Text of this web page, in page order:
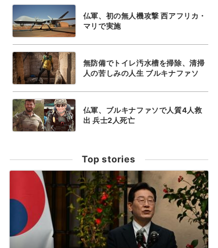
仏軍、初の無人機攻撃 西アフリカ・
マリで実施
無防備でトイレ汚水槽を掃除、清掃
人の苦しみの人生 ブルキナファソ
仏軍、ブルキナファソで人質4人救
出 兵士2人死亡
Top stories